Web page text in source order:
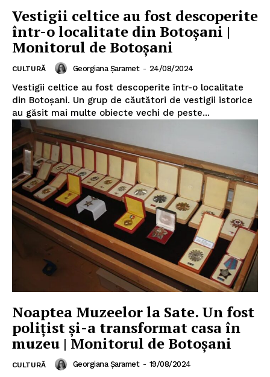
Vestigii celtice au fost descoperite
într-o localitate din Botoșani |
Monitorul de Botoșani
CULTURĂ Georgiana Șaramet - 24/08/2024
Vestigii celtice au fost descoperite într-o localitate
din Botoșani. Un grup de căutători de vestigii istorice
au găsit mai multe obiecte vechi de peste...
Noaptea Muzeelor la Sate. Un fost
polițist și-a transformat casa în
muzeu | Monitorul de Botoșani
CULTURĂ Georgiana Șaramet - 19/08/2024